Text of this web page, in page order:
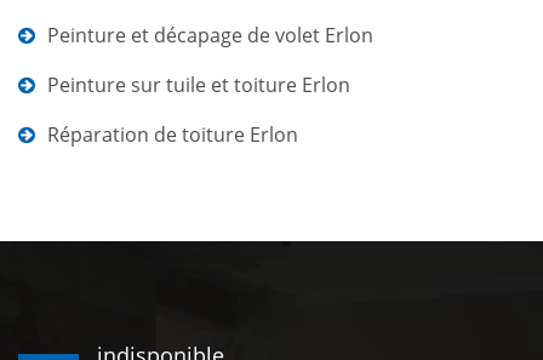
Peinture et décapage de volet Erlon
Peinture sur tuile et toiture Erlon
Réparation de toiture Erlon